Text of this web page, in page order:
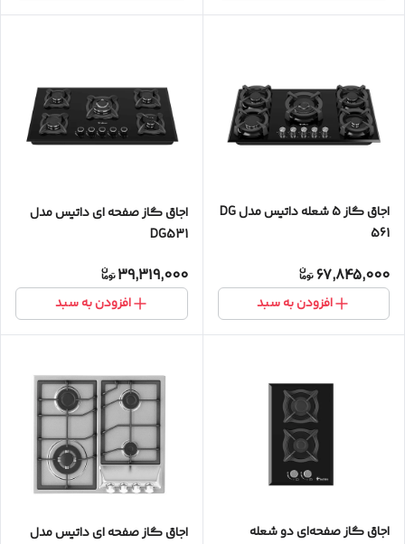
اجاق گاز 5 شعله داتیس مدل DG
561
67,845,000
افزودن به سبد
اجاق گاز صفحه ای داتیس مدل
DG531
39,319,000
افزودن به سبد
اجاق گاز صفحه‌ای دو شعله اجاق گاز صفحه ای داتیس مدل